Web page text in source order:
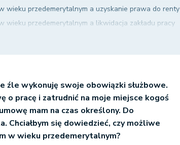
wieku przedemerytalnym a uzyskanie prawa do renty
wieku przedemerytalnym a likwidacja zakładu pracy
źle wykonuję swoje obowiązki służbowe.
o pracę i zatrudnić na moje miejsce kogoś
mam na czas określony. Do
Chciałbym się dowiedzieć, czy możliwe
w wieku przedemerytalnym?